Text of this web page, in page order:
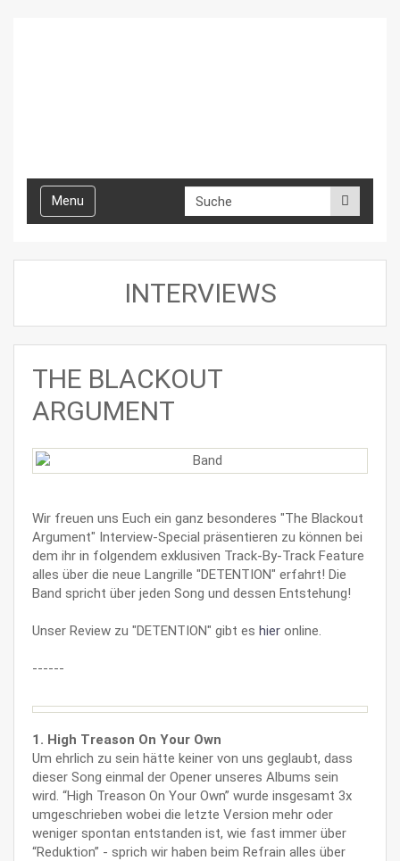
Toggle
navigation
Menu
INTERVIEWS
THE BLACKOUT
ARGUMENT
Wir freuen uns Euch ein ganz besonderes "The Blackout
Argument" Interview-Special präsentieren zu können bei
dem ihr in folgendem exklusiven Track-By-Track Feature
alles über die neue Langrille "DETENTION" erfahrt! Die
Band spricht über jeden Song und dessen Entstehung!
Unser Review zu "DETENTION" gibt es hier online.
------
1. High Treason On Your Own
Um ehrlich zu sein hätte keiner von uns geglaubt, dass
dieser Song einmal der Opener unseres Albums sein
wird. “High Treason On Your Own” wurde insgesamt 3x
umgeschrieben wobei die letzte Version mehr oder
weniger spontan entstanden ist, wie fast immer über
“Reduktion” - sprich wir haben beim Refrain alles über